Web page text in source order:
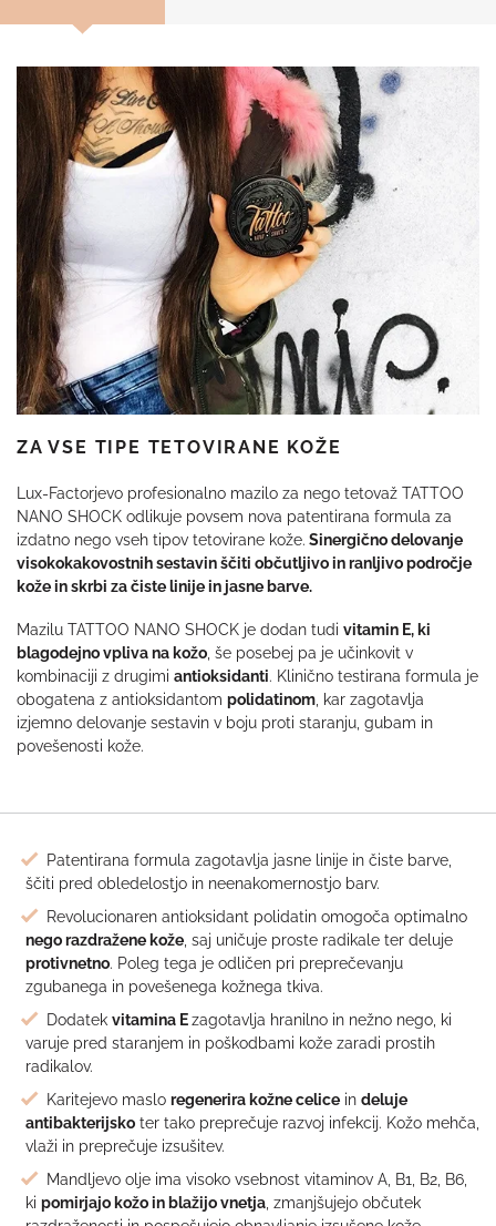
ZA VSE TIPE TETOVIRANE KOŽE
Lux-Factorjevo profesionalno mazilo za nego tetovaž TATTOO
NANO SHOCK odlikuje povsem nova patentirana formula za
izdatno nego vseh tipov tetovirane kože. Sinergično delovanje
visokokakovostnih sestavin ščiti občutljivo in ranljivo področje
kože in skrbi za čiste linije in jasne barve.
Mazilu TATTOO NANO SHOCK je dodan tudi vitamin E, ki
blagodejno vpliva na kožo , še posebej pa je učinkovit v
kombinaciji z drugimi antioksidanti. Klinično testirana formula je
obogatena z antioksidantom polidatinom , kar zagotavlja
izjemno delovanje sestavin v boju proti staranju, gubam in
povešenosti kože.
Patentirana formula zagotavlja jasne linije in čiste barve,
ščiti pred obledelostjo in neenakomernostjo barv.
Revolucionaren antioksidant polidatin omogoča optimalno
nego razdražene kože , saj uničuje proste radikale ter deluje
protivnetno. Poleg tega je odličen pri preprečevanju
zgubanega in povešenega kožnega tkiva.
Dodatek vitamina Ezagotavlja hranilno in nežno nego, ki
varuje pred staranjem in poškodbami kože zaradi prostih
radikalov.
Karitejevo maslo regenerira kožne celicein deluje
antibakterijsko ter tako preprečuje razvoj infekcij. Kožo mehča,
vlaži in preprečuje izsušitev.
Mandljevo olje ima visoko vsebnost vitaminov A, B1, B2, B6,
ki pomirjajo kožo in blažijo vnetja , zmanjšujejo občutek